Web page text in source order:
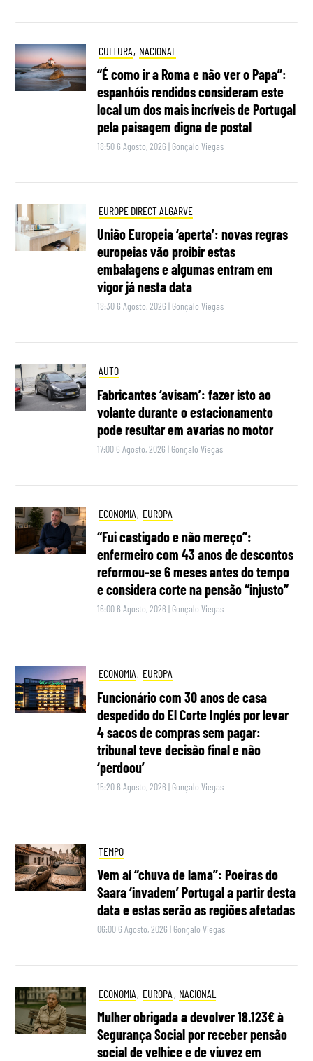
CULTURA, NACIONAL
“É como ir a Roma e não ver o Papa”:
espanhóis rendidos consideram este
local um dos mais incríveis de Portugal
pela paisagem digna de postal
18:50 6 Agosto, 2026 | Gonçalo Viegas
EUROPE DIRECT ALGARVE
União Europeia ‘aperta’: novas regras
europeias vão proibir estas
embalagens e algumas entram em
vigor já nesta data
18:30 6 Agosto, 2026 | Gonçalo Viegas
AUTO
Fabricantes ‘avisam’: fazer isto ao
volante durante o estacionamento
pode resultar em avarias no motor
17:00 6 Agosto, 2026 | Gonçalo Viegas
ECONOMIA, EUROPA
“Fui castigado e não mereço”:
enfermeiro com 43 anos de descontos
reformou-se 6 meses antes do tempo
e considera corte na pensão “injusto”
16:00 6 Agosto, 2026 | Gonçalo Viegas
ECONOMIA, EUROPA
Funcionário com 30 anos de casa
despedido do El Corte Inglés por levar
4 sacos de compras sem pagar:
tribunal teve decisão final e não
‘perdoou’
15:20 6 Agosto, 2026 | Gonçalo Viegas
TEMPO
Vem aí “chuva de lama”: Poeiras do
Saara ‘invadem’ Portugal a partir desta
data e estas serão as regiões afetadas
06:00 6 Agosto, 2026 | Gonçalo Viegas
ECONOMIA, EUROPA , NACIONAL
Mulher obrigada a devolver 18.123€ à
Segurança Social por receber pensão
social de velhice e de viuvez em